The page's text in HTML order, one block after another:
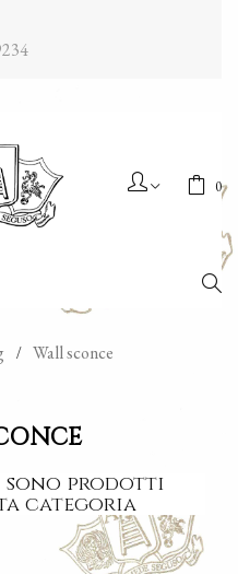
0
Wall sconce
sono prodotti
categoria